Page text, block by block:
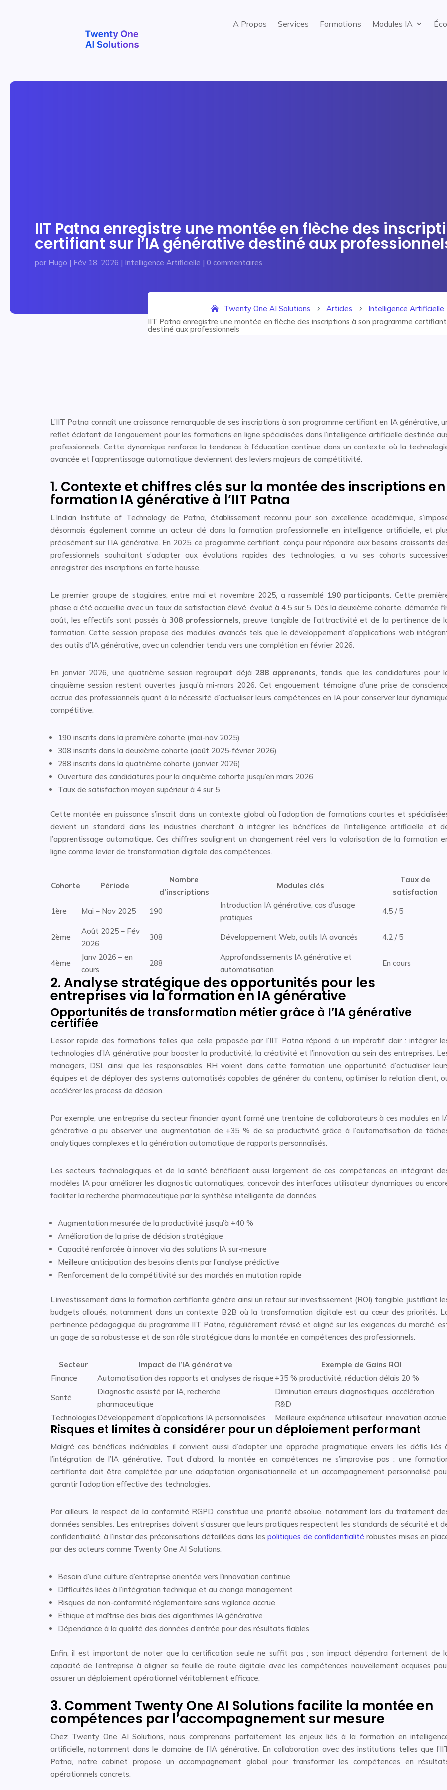
A Propos Services Formations Modules IA
IIT Patna enregistre une montée en flèche des
certifiant sur l’IA générative destiné aux
par Hugo | Fév 18, 2026 | Intelligence Artificielle |0 commentaires
Twenty One AI Solutions 5 Articles 5 Intelligence Artificielle
IIT Patna enregistre une montée en flèche des inscriptions à son programme certifiant
destiné aux professionnels
L’IIT Patna connaît une croissance remarquable de ses inscriptions à son programme certifiant en IA générative,
reflet éclatant de l’engouement pour les formations en ligne spécialisées dans l’intelligence artificielle destinée
professionnels. Cette dynamique renforce la tendance à l’éducation continue dans un contexte où la
avancée et l’apprentissage automatique deviennent des leviers majeurs de compétitivité.
1. Contexte et chiffres clés sur la montée des inscriptions en
formation IA générative à l’IIT Patna
L’Indian Institute of Technology de Patna, établissement reconnu pour son excellence académique,
désormais également comme un acteur clé dans la formation professionnelle en intelligence artificielle, et
précisément sur l’IA générative. En 2025, ce programme certifiant, conçu pour répondre aux besoins croissants
professionnels souhaitant s’adapter aux évolutions rapides des technologies, a vu ses cohorts
enregistrer des inscriptions en forte hausse.
Le premier groupe de stagiaires, entre mai et novembre 2025, a rassemblé 190 participants . Cette
phase a été accueillie avec un taux de satisfaction élevé, évalué à 4.5 sur 5. Dès la deuxième cohorte, démarrée
août, les effectifs sont passés à308 professionnels , preuve tangible de l’attractivité et de la pertinence de
formation. Cette session propose des modules avancés tels que le développement d’applications web
des outils d’IA générative, avec un calendrier tendu vers une complétion en février 2026.
En janvier 2026, une quatrième session regroupait déjà288 apprenants , tandis que les candidatures pour
cinquième session restent ouvertes jusqu’à mi-mars 2026. Cet engouement témoigne d’une prise de
accrue des professionnels quant à la nécessité d’actualiser leurs compétences en IA pour conserver leur
compétitive.
190 inscrits dans la première cohorte (mai-nov 2025)
308 inscrits dans la deuxième cohorte (août 2025-février 2026)
288 inscrits dans la quatrième cohorte (janvier 2026)
Ouverture des candidatures pour la cinquième cohorte jusqu’en mars 2026
Taux de satisfaction moyen supérieur à 4 sur 5
Cette montée en puissance s’inscrit dans un contexte global où l’adoption de formations courtes et
devient un standard dans les industries cherchant à intégrer les bénéfices de l’intelligence artificielle et
l’apprentissage automatique. Ces chiffres soulignent un changement réel vers la valorisation de la formation
ligne comme levier de transformation digitale des compétences.
Cohorte Période
Nombre
d’inscriptions
Modules clés
Taux de
satisfaction
1ère Mai – Nov 2025 190
Introduction IA générative, cas d’usage
pratiques
4.5 / 5
2ème
Août 2025 – Fév
2026
308 Développement Web, outils IA avancés 4.2 / 5
4ème
Janv 2026 – en
cours
288
Approfondissements IA générative et
automatisation
En cours
2. Analyse stratégique des opportunités pour les
entreprises via la formation en IA générative
Opportunités de transformation métier grâce à l’IA générative
certifiée
L’essor rapide des formations telles que celle proposée par l’IIT Patna répond à un impératif clair : intégrer
technologies d’IA générative pour booster la productivité, la créativité et l’innovation au sein des entreprises.
managers, DSI, ainsi que les responsables RH voient dans cette formation une opportunité d’actualiser
équipes et de déployer des systems automatisés capables de générer du contenu, optimiser la relation client,
accélérer les process de décision.
Par exemple, une entreprise du secteur financier ayant formé une trentaine de collaborateurs à ces modules en
générative a pu observer une augmentation de +35 % de sa productivité grâce à l’automatisation de
analytiques complexes et la génération automatique de rapports personnalisés.
Les secteurs technologiques et de la santé bénéficient aussi largement de ces compétences en intégrant
modèles IA pour améliorer les diagnostic automatiques, concevoir des interfaces utilisateur dynamiques ou
faciliter la recherche pharmaceutique par la synthèse intelligente de données.
Augmentation mesurée de la productivité jusqu’à +40 %
Amélioration de la prise de décision stratégique
Capacité renforcée à innover via des solutions IA sur-mesure
Meilleure anticipation des besoins clients par l’analyse prédictive
Renforcement de la compétitivité sur des marchés en mutation rapide
L’investissement dans la formation certifiante génère ainsi un retour sur investissement (ROI) tangible, justifiant
budgets alloués, notamment dans un contexte B2B où la transformation digitale est au cœur des priorités.
pertinence pédagogique du programme IIT Patna, régulièrement révisé et aligné sur les exigences du marché,
un gage de sa robustesse et de son rôle stratégique dans la montée en compétences des professionnels.
Secteur Impact de l’IA générative
Exemple de Gains ROI
Finance
Automatisation des rapports et analyses de risque +35 % productivité, réduction délais 20 %
Santé
Diagnostic assisté par IA, recherche
pharmaceutique
Diminution erreurs diagnostiques, accélération
R&D
Technologies Développement d’applications IA personnalisées Meilleure expérience utilisateur, innovation accrue
Risques et limites à considérer pour un déploiement performant
Malgré ces bénéfices indéniables, il convient aussi d’adopter une approche pragmatique envers les défis liés
l’intégration de l’IA générative. Tout d’abord, la montée en compétences ne s’improvise pas : une
certifiante doit être complétée par une adaptation organisationnelle et un accompagnement personnalisé
garantir l’adoption effective des technologies.
Par ailleurs, le respect de la conformité RGPD constitue une priorité absolue, notamment lors du traitement
données sensibles. Les entreprises doivent s’assurer que leurs pratiques respectent les standards de sécurité et
confidentialité, à l’instar des préconisations détaillées dans lespolitiques de confidentialité robustes mises en
par des acteurs comme Twenty One AI Solutions.
Besoin d’une culture d’entreprise orientée vers l’innovation continue
Difficultés liées à l’intégration technique et au change management
Risques de non-conformité réglementaire sans vigilance accrue
Éthique et maîtrise des biais des algorithmes IA générative
Dépendance à la qualité des données d’entrée pour des résultats fiables
Enfin, il est important de noter que la certification seule ne suffit pas ; son impact dépendra fortement de
capacité de l’entreprise à aligner sa feuille de route digitale avec les compétences nouvellement acquises
assurer un déploiement opérationnel véritablement efficace.
3. Comment Twenty One AI Solutions facilite la montée en
compétences par l’accompagnement sur mesure
Chez Twenty One AI Solutions, nous comprenons parfaitement les enjeux liés à la formation en
artificielle, notamment dans le domaine de l’IA générative. En collaboration avec des institutions telles que
Patna, notre cabinet propose un accompagnement global pour transformer les compétences en
opérationnels concrets.